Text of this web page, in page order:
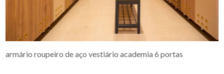
armário roupeiro de aço vestiário academia 6 portas